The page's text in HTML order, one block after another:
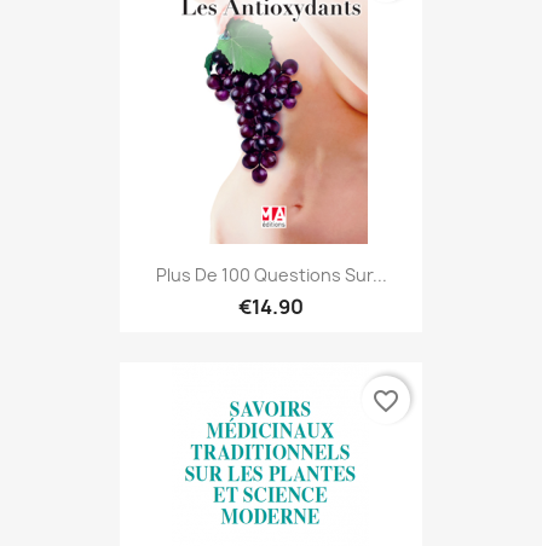
Plus De 100 Questions Sur...
€14.90
favorite_border